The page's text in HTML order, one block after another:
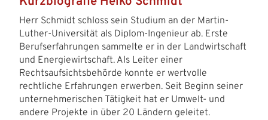
Herr Schmidt schloss sein Studium an der Martin-
Luther-Universität als Diplom-Ingenieur ab. Erste
Berufserfahrungen sammelte er in der Landwirtschaft
und Energiewirtschaft. Als Leiter einer
Rechtsaufsichtsbehörde konnte er wertvolle
rechtliche Erfahrungen erwerben. Seit Beginn seiner
unternehmerischen Tätigkeit hat er Umwelt- und
andere Projekte in über 20 Ländern geleitet.